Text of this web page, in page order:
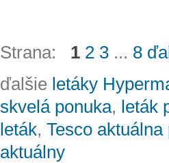
Strana: 1 2 3 ... 8
ďalšie letáky
skvelá ponuka, leták
leták, Tesco aktuálna
aktuálny